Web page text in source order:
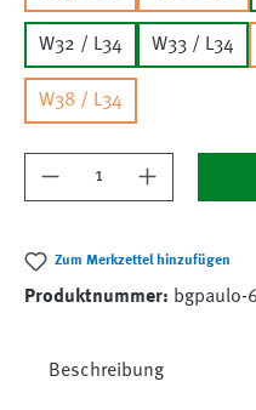
W32 / L34 W33 / L34
W38 / L34
Produkt Anzahl:
Zum Merkzettel hinzufügen
Produktnummer: bgpaulo-
Beschreibung